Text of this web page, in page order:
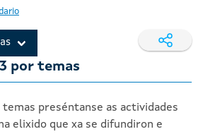
por temas
preséntanse as actividades
elixido que xa se difundiron e